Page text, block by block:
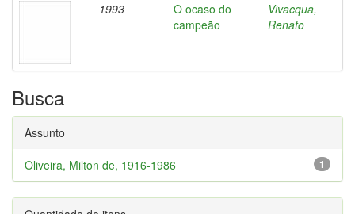
1993
O ocaso do
campeão
Vivacqua,
Renato
Busca
Assunto
1
Oliveira, Milton de, 1916-1986